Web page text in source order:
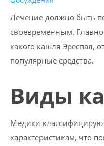
Лечение должно быть
своевременным.
какого кашля Эреспал,
популярные средства.
Виды
Медики
характеристикам, что